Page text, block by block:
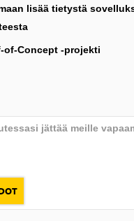
lisää tietystä
of-Concept -projekti